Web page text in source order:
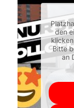
den
Bitte
an